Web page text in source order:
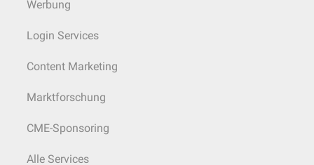
Werbung
Login Services
Content Marketing
Marktforschung
CME-Sponsoring
Alle Services